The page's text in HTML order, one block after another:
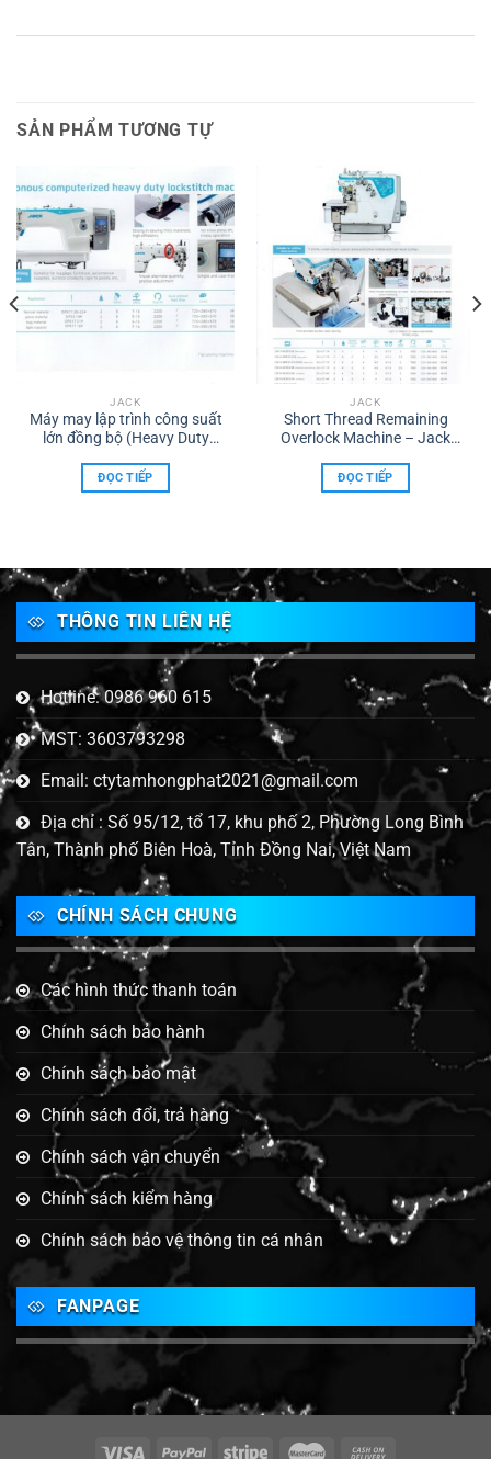
SẢN PHẨM TƯƠNG TỰ
JACK
Máy may lập trình công suất
lớn đồng bộ (Heavy Duty
ĐỌC TIẾP
JACK
Short Thread Remaining
Overlock Machine – Jack
ĐỌC TIẾP
THÔNG TIN LIÊN HỆ
Hotline: 0986 960 615
MST: 3603793298
Email: ctytamhongphat2021@gmail.com
Địa chỉ : Số 95/12, tổ 17, khu phố 2, Phường Long Bình
Tân, Thành phố Biên Hoà, Tỉnh Đồng Nai, Việt Nam
CHÍNH SÁCH CHUNG
Các hình thức thanh toán
Chính sách bảo hành
Chính sách bảo mật
Chính sách đổi, trả hàng
Chính sách vận chuyển
Chính sách kiểm hàng
Chính sách bảo vệ thông tin cá nhân
FANPAGE